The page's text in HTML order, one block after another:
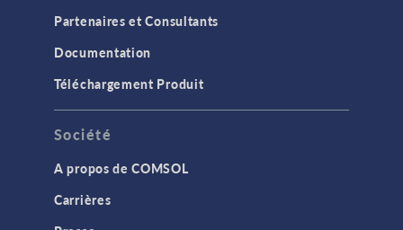
Partenaires et Consultants
Documentation
Téléchargement Produit
Société
A propos de COMSOL
Carrières